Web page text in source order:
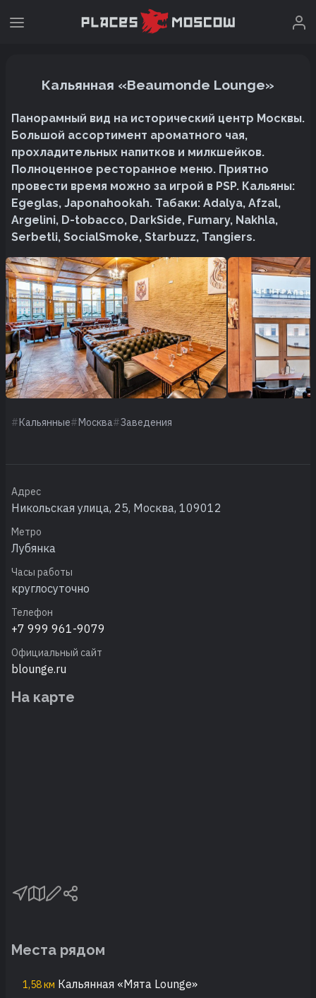
Кальянная «Beaumonde Lounge»
Панорамный вид на исторический центр Москвы.
Большой ассортимент ароматного чая,
прохладительных напитков и милкшейков.
Полноценное ресторанное меню. Приятно
провести время можно за игрой в PSP. Кальяны:
Egeglas, Japonahookah. Табаки: Adalya, Afzal,
Argelini, D-tobacco, DarkSide, Fumary, Nakhla,
Serbetli, SocialSmoke, Starbuzz, Tangiers.
Кальянные Москва Заведения
Адрес
Никольская улица, 25, Москва, 109012
Метро
Лубянка
Часы работы
круглосуточно
Телефон
+7 999 961-9079
Официальный сайт
blounge.ru
На карте
Места рядом
1,58 км Кальянная «Мята Lounge»